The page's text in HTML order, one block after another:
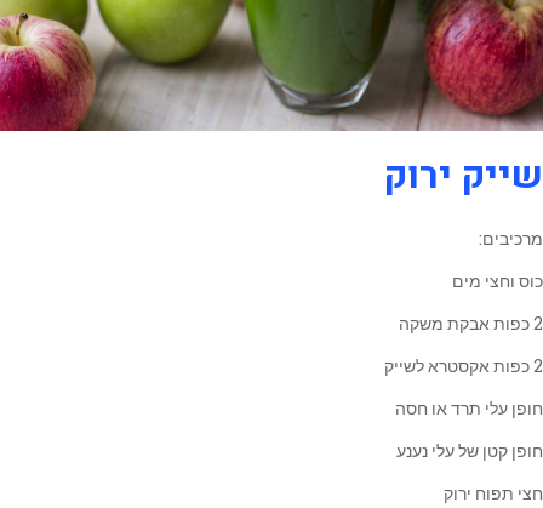
שייק ירוק
מרכיבים:
כוס וחצי מים
2 כפות אבקת משקה
2 כפות אקסטרא לשייק
חופן עלי תרד או חסה
חופן קטן של עלי נענע
חצי תפוח ירוק